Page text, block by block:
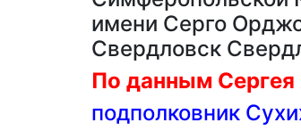
имени Серго
Свердловск
По данным
подполковник